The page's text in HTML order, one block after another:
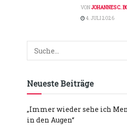
VONJOHANNES C.
4. JULI 2026
Neueste Beiträge
„Immer wieder sehe ich
in den Augen“